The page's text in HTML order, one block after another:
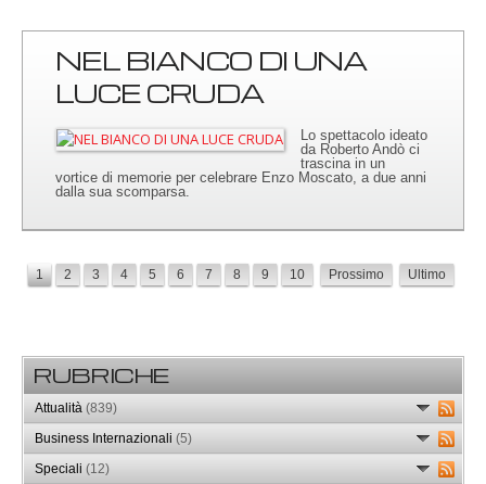
NEL BIANCO DI UNA
LUCE CRUDA
Lo spettacolo ideato
da Roberto Andò ci
trascina in un
vortice di memorie per celebrare Enzo Moscato, a due anni
dalla sua scomparsa.
1 2 3 4 5 6 7 8 9 10 Prossimo Ultimo
RUBRICHE
Attualità (839)
Business Internazionali (5)
Speciali (12)